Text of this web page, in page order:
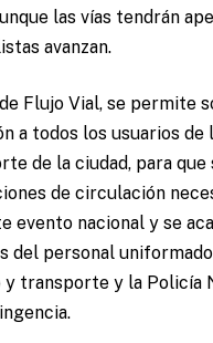
las vías tendrán
avanzan.
de Flujo Vial, se permite
a todos los usuarios de
de la ciudad, para que
de circulación
evento nacional y se
del personal
y transporte y la Policía